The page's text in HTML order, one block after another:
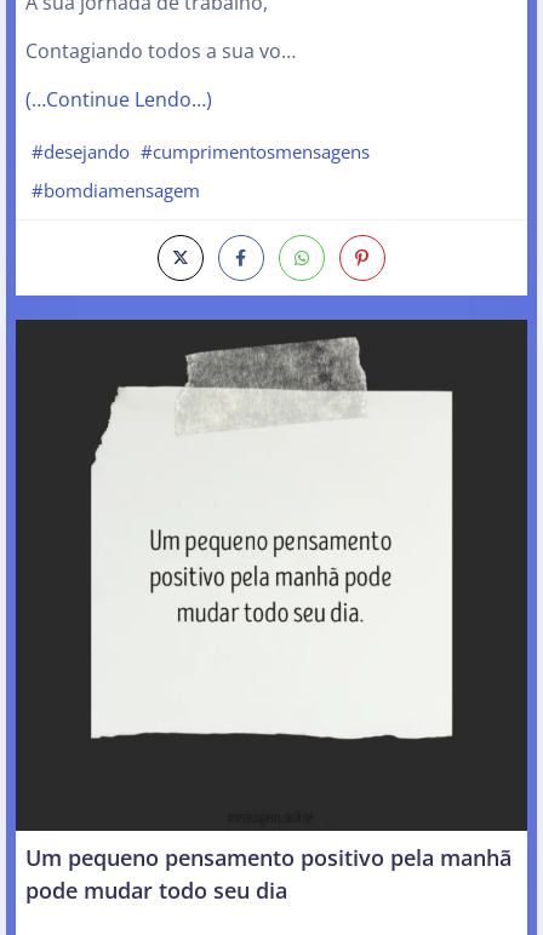
Contagiando todos a sua vo…
(…Continue Lendo…)
#desejando #cumprimentosmensagens
#bomdiamensagem
Um pequeno pensamento positivo pela manhã
pode mudar todo seu dia